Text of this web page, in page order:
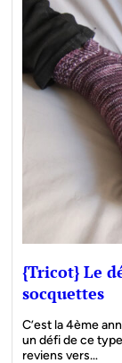
{Tricot} Le
socquettes
C’est la 4ème
un défi de ce
reviens vers…